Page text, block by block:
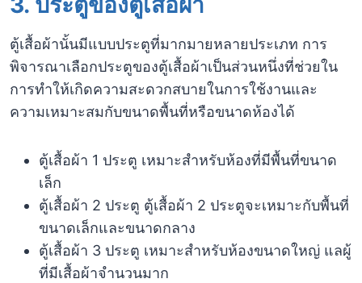
ตู้เสื้อผ้านั้นมีแบบประตูที่มากมายหลายประเภท การ
พิจารณาเลือกประตูของตู้เสื้อผ้าเป็นส่วนหนึ่งที่ช่วยใน
การทำให้เกิดความสะดวกสบายในการใช้งานและ
ความเหมาะสมกับขนาดพื้นที่หรือขนาดห้องได้
ตู้เสื้อผ้า 1 ประตู เหมาะสำหรับห้องที่มีพื้นที่ขนาด
เล็ก
ตู้เสื้อผ้า 2 ประตู ตู้เสื้อผ้า 2 ประตูจะเหมาะกับพื้นที่
ขนาดเล็กและขนาดกลาง
ตู้เสื้อผ้า 3 ประตู เหมาะสำหรับห้องขนาดใหญ่ แลผู้
ที่มีเสื้อผ้าจำนวนมาก